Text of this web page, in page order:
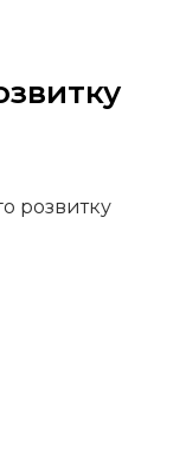
розвитку